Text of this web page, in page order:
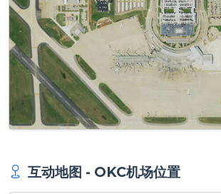
互动地图 - OKC机场位置